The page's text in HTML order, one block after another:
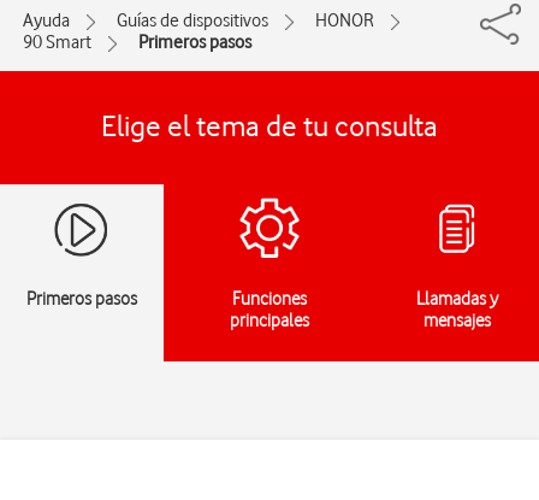
Ayuda Guías de dispositivos
HONOR
90 Smart
Primeros pasos
Elige el tema de tu consulta
Primeros pasos
Funciones
principales
Llamadas y
mensajes